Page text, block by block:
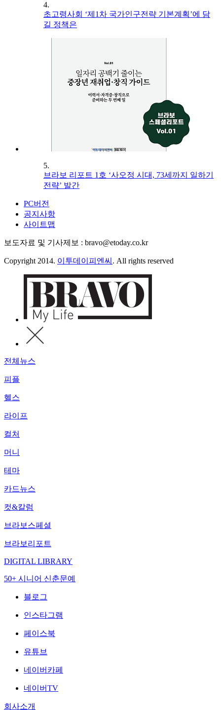
4.
초고령사회 ‘제1차 국가인구전략 기본계획’에 담
길 정책은
5.
브라보 리포트 1호 ‘사오정 시대, 73세까지 일하기
전략’ 발간
PC버전
공지사항
사이트맵
보도자료 및 기사제보 : bravo@etoday.co.kr
Copyright 2014. 이투데이피엔씨 . All rights reserved
전체뉴스
피플
헬스
라이프
컬처
머니
테마
카드뉴스
컷&칼럼
브라보스페셜
브라보리포트
DIGITAL LIBRARY
50+ 시니어 신춘문예
블로그
인스타그램
페이스북
유튜브
네이버카페
네이버TV
회사소개